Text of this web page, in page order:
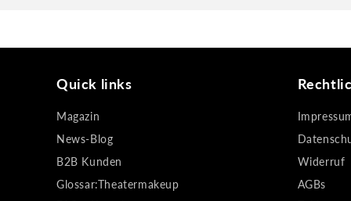
Quick links
Magazin
News-Blog
B2B Kunden
Glossar:Theatermakeup
Widerruf
AGBs